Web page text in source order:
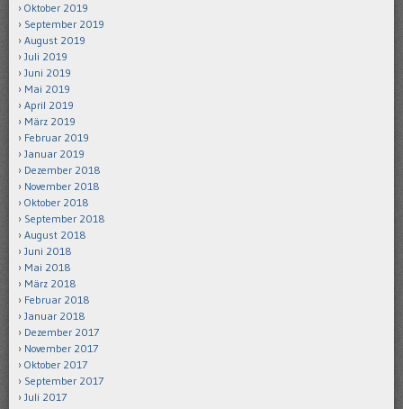
Oktober 2019
September 2019
August 2019
Juli 2019
Juni 2019
Mai 2019
April 2019
März 2019
Februar 2019
Januar 2019
Dezember 2018
November 2018
Oktober 2018
September 2018
August 2018
Juni 2018
Mai 2018
März 2018
Februar 2018
Januar 2018
Dezember 2017
November 2017
Oktober 2017
September 2017
Juli 2017